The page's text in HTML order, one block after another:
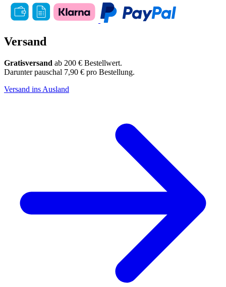
Versand
Gratisversand ab 200 € Bestellwert.
Darunter pauschal 7,90 € pro Bestellung.
Versand ins Ausland